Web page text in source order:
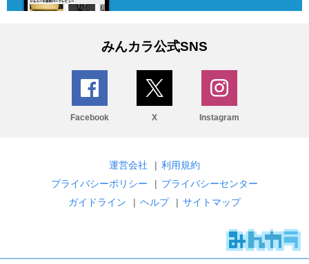
みんカラ公式SNS
Facebook X Instagram
運営会社 | 利用規約
プライバシーポリシー
| プライバシーセンター
ガイドライン
| ヘルプ | サイトマップ